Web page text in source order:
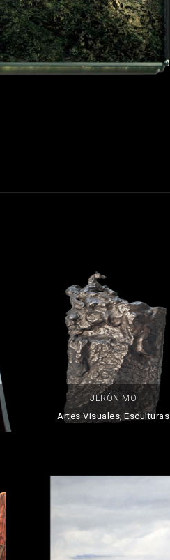
JERÓNIMO
Artes Visuales,Esculturas